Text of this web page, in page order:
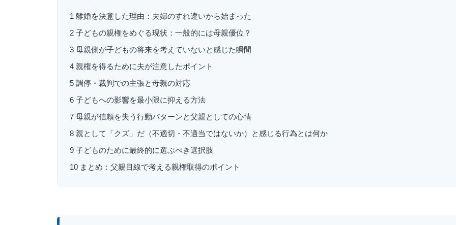
1 離婚を決意した理由：夫婦のすれ違いから始まった
2 子どもの親権をめぐる現状：一般的には母親優位？
3 母親側が子どもの将来を考えていないと感じた瞬間
4 親権を得るために夫が注意したポイント
5 調停・裁判での主張と母親の対応
6 子どもへの影響を最小限に抑える方法
7 母親が信頼を失う行動パターンと父親としての心情
8 親として「クズ」だ（不適切・不適当ではないか）と感じる行為とは何か
9 子どものために最終的に選ぶべき選択肢
10 まとめ：父親目線で考える親権取得のポイント